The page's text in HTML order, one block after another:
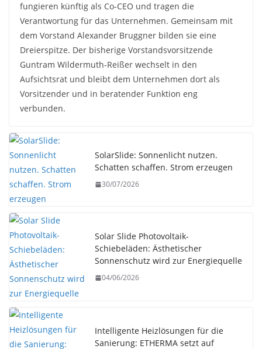
fungieren künftig als Co-CEO und tragen die
Verantwortung für das Unternehmen. Gemeinsam mit
dem Vorstand Alexander Bruggner bilden sie eine
Dreierspitze. Der bisherige Vorstandsvorsitzende
Guntram Wildermuth-Reißer wechselt in den
Aufsichtsrat und bleibt dem Unternehmen dort als
Vorsitzender und in beratender Funktion eng
verbunden.
SolarSlide: Sonnenlicht nutzen.
Schatten schaffen. Strom erzeugen
30/07/2026
Solar Slide Photovoltaik-
Schiebeläden: Ästhetischer
Sonnenschutz wird zur Energiequelle
04/06/2026
Intelligente Heizlösungen für die
Sanierung: ETHERMA setzt auf